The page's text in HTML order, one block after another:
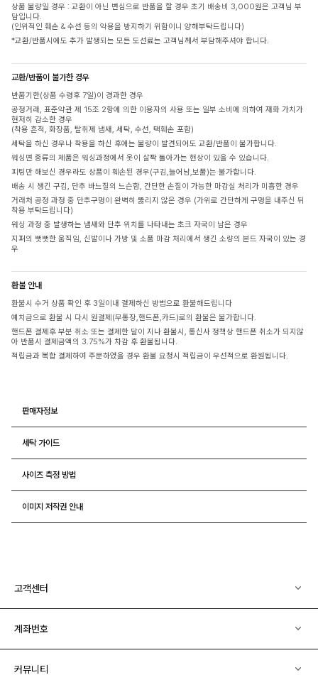
상품 불량일 경우 : 교환이 아닌 변심으로 반품을 할 경우 초기 배송비 3,000원은 고객님 부
담입니다.
(인위적인 훼손 & 수선 등의 악용을 방지하기 위함이니 양해부탁드립니다)
*교환/반품시에도 추가 발생되는 모든 도선료는 고객님께서 부담해주셔야 합니다.
교환/반품이 불가한 경우
반품기한(상품 수령후 7일)이 경과한 경우
공정거래, 표준약관 제 15조 2항에 의한 이용자의 사용 또는 일부 소비에 의하여 재화 가치가
현저히 감소한 경우
(착용 흔적, 화장품, 탈취제 냄새, 세탁, 수선, 택훼손 포함)
세탁을 하신 경우나 착용을 하신 후에는 불량이 발견되어도 교환/반품이 불가합니다.
워싱면 종류의 제품은 워싱과정에서 옷이 살짝 돌아가는 현상이 있을 수 있습니다.
피팅만 해보신 경우라도 상품이 훼손된 경우(구김,늘어남,보풀)는 불가합니다.
배송 시 생긴 구김, 단추 바느질의 느슨함, 간단한 손질이 가능한 마감실 처리가 미흡한 경우
거래처 공정 과정 중 단추구멍이 완벽히 뚫리지 않은 경우 (가위로 간단하게 구멍을 내주신 뒤
착용 부탁드립니다)
워싱 과정 중 발생하는 냄새와 단추 위치를 나타내는 초크 자국이 남은 경우
지퍼의 뻣뻣한 움직임, 신발이나 가방 및 소품 마감 처리에서 생긴 소량의 본드 자국이 있는 경
우
환불 안내
환불시 수거 상품 확인 후 3일이내 결제하신 방법으로 환불해드립니다
예치금으로 환불 시 다시 원결제(무통장,핸드폰,카드)로의 환불은 불가합니다.
핸드폰 결제후 부분 취소 또는 결제한 달이 지나 환불시, 통신사 정책상 핸드폰 취소가 되지않
아 반품시 결제금액의 3.75%가 차감 후 환불됩니다.
적립금과 복합 결제하여 주문하였을 경우 환불 요청시 적립금이 우선적으로 환원됩니다.
판매자정보
세탁 가이드
사이즈 측정 방법
이미지 저작권 안내
고객센터
계좌번호
커뮤니티